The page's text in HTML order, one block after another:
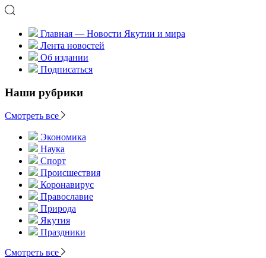
Главная — Новости Якутии и мира
Лента новостей
Об издании
Подписаться
Наши рубрики
Смотреть все
Экономика
Наука
Спорт
Происшествия
Коронавирус
Православие
Природа
Якутия
Праздники
Смотреть все